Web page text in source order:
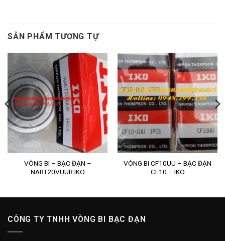
SẢN PHẨM TƯƠNG TỰ
VÒNG BI – BẠC ĐẠN –
NART20VUUR IKO
VÒNG BI CF10UU – BẠC ĐẠN
CF10 – IKO
CÔNG TY TNHH VÒNG BI BẠC ĐẠN